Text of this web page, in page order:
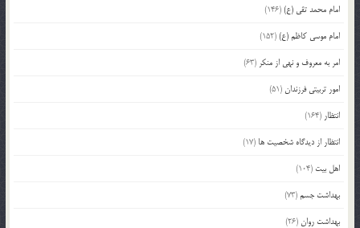
امام محمد تقی (ع)(146)
امام موسی کاظم (ع)(152)
امر به معروف و نهی از منکر (63)
امور تربیتی فرزندان (51)
انتظار (164)
انتظار از دیدگاه شخصیت ها (17)
اهل بیت (104)
بهداشت جسم(73)
بهداشت روان (26)